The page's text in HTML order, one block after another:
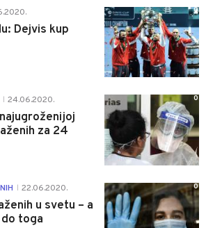
Dejvis kup
0
24.06.2020.
za 24
0
22.06.2020.
u svetu – a
toga
0